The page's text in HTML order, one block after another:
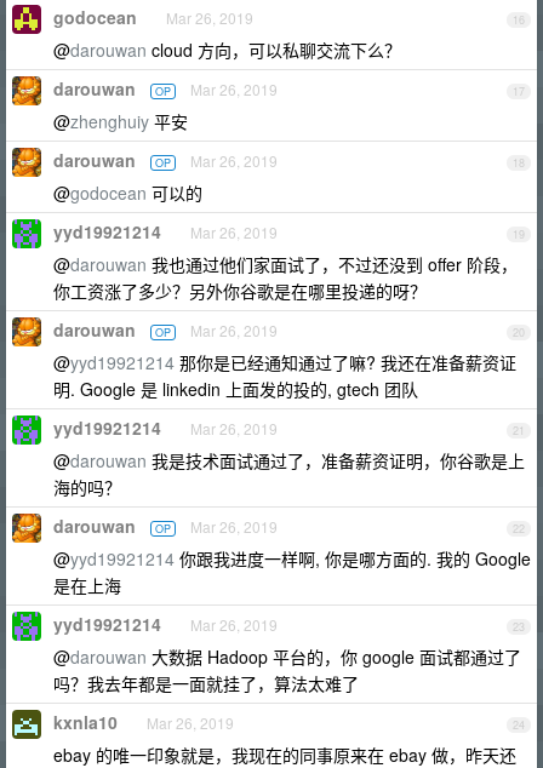
16
godocean Mar 26, 2019
@darouwan cloud 方向，可以私聊交流下么？
17
darouwan OP Mar 26, 2019
@zhenghuiy 平安
18
darouwan OP Mar 26, 2019
@godocean 可以的
19
yyd19921214 Mar 26, 2019
@darouwan 我也通过他们家面试了，不过还没到 offer 阶段，
你工资涨了多少？另外你谷歌是在哪里投递的呀？
20
darouwan OP Mar 26, 2019
@yyd19921214 那你是已经通知通过了嘛? 我还在准备薪资证
明. Google 是 linkedin 上面发的投的, gtech 团队
21
yyd19921214 Mar 26, 2019
@darouwan 我是技术面试通过了，准备薪资证明，你谷歌是上
海的吗？
22
darouwan OP Mar 26, 2019
@yyd19921214 你跟我进度一样啊, 你是哪方面的. 我的 Google
是在上海
23
yyd19921214 Mar 26, 2019
@darouwan 大数据 Hadoop 平台的，你 google 面试都通过了
吗？我去年都是一面就挂了，算法太难了
24
kxnla10 Mar 26, 2019
ebay 的唯一印象就是，我现在的同事原来在 ebay 做，昨天还